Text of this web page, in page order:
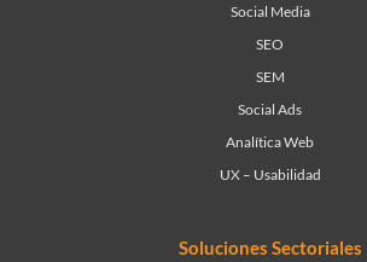
Social Media
SEO
SEM
Social Ads
Analítica Web
UX – Usabilidad
Soluciones Sectoriales